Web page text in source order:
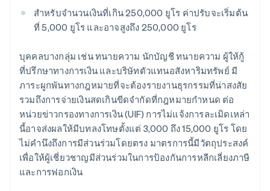
สำหรับจำนวนเงินที่เกิน 250,000 ยูโร ค่าปรับจะเริ่มต้น
ที่ 5,000 ยูโร และอาจสูงถึง 250,000 ยูโร
บุคคลบางกลุ่ม เช่น ทนายความ นักบัญชี ทนายความ ผู้ให้กู้
ที่ปรึกษาทางการเงิน และบริษัทตัวแทนอสังหาริมทรัพย์ มี
ภาระผูกพันทางกฎหมายที่จะต้องรายงานธุรกรรมที่น่าสงสัย
รวมถึงการจ่ายเงินสดเกินขีดจำกัดที่กฎหมายกำหนด ต่อ
หน่วยข่าวกรองทางการเงิน (UIF) การไม่แจ้งการละเมิดเหล่า
นี้อาจส่งผลให้มีบทลงโทษตั้งแต่ 3,000 ถึง 15,000 ยูโร โดย
ไม่คำนึงถึงการมีส่วนร่วมโดยตรง มาตรการนี้มีวัตถุประสงค์
เพื่อให้ผู้เชี่ยวชาญมีส่วนร่วมในการป้องกันการหลีกเลี่ยงภาษี
และการฟอกเงิน